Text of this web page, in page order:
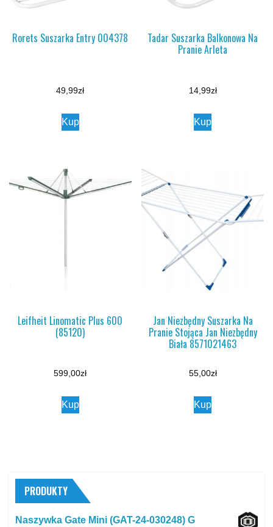
Rorets Suszarka Entry 004378
49,99zł
Kup
Tadar Suszarka Balkonowa Na
Pranie Arleta
14,99zł
Kup
Leifheit Linomatic Plus 600
(85120)
599,00zł
Kup
Jan Niezbędny Suszarka Na
Pranie Stojąca Jan Niezbędny
Biała 8571021463
55,00zł
Kup
PRODUKTY
Naszywka Gate Mini (GAT-24-030248) G